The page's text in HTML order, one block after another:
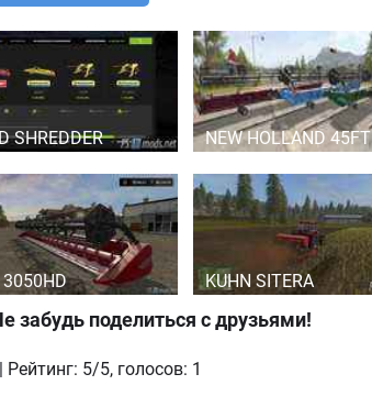
SHREDDER NEW HOLLAND 45FT
3050HD KUHN SITERA
забудь поделиться с друзьями!
| Рейтинг: 5/5, голосов: 1